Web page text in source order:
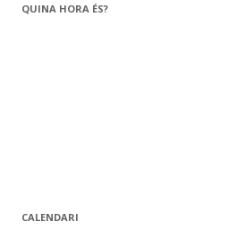
QUINA HORA ÉS?
CALENDARI